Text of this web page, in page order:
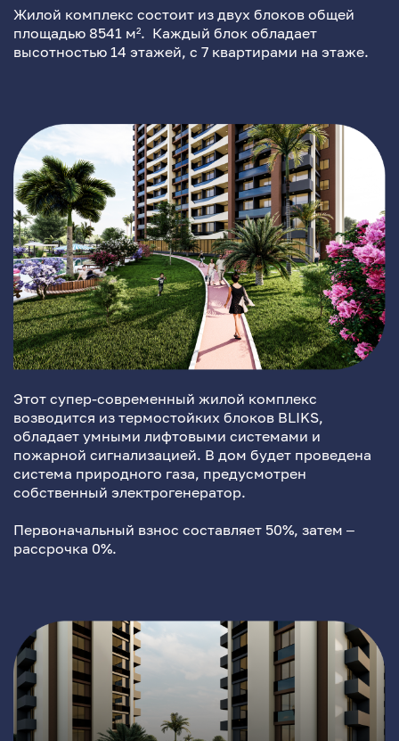
Жилой комплекс состоит из двух блоков общей
площадью 8541 м². Каждый блок обладает
высотностью 14 этажей, с 7 квартирами на этаже.
Этот супер-современный жилой комплекс
возводится из термостойких блоков BLIKS,
обладает умными лифтовыми системами и
пожарной сигнализацией. В дом будет проведена
система природного газа, предусмотрен
собственный электрогенератор.
Первоначальный взнос составляет 50%, затем –
рассрочка 0%.